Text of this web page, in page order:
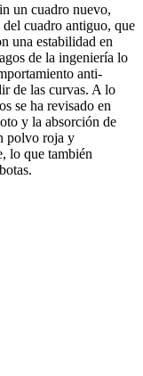
un cuadro nuevo,
del cuadro antiguo, que
una estabilidad en
de la ingeniería lo
anti-
de las curvas. A lo
se ha revisado en
y la absorción de
polvo roja y
lo que también